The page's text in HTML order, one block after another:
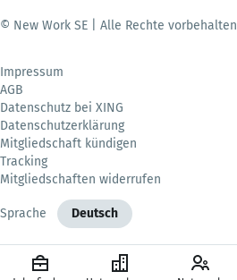
© New Work SE | Alle Rechte vorbehalten
Impressum
AGB
Datenschutz bei XING
Datenschutzerklärung
Mitgliedschaft kündigen
Tracking
Mitgliedschaften widerrufen
Sprache Deutsch